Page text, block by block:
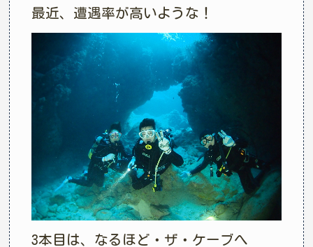
最近、遭遇率が高いような！
3本目は、なるほど・ザ・ケーブへ